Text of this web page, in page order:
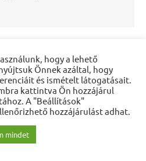
hogy a lehető
Önnek azáltal, hogy
és ismételt látogatásait.
kattintva Ön hozzájárul
A "Beállítások"
hozzájárulást adhat.
mindet